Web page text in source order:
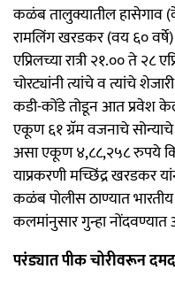
कळंब तालुक्यातील हासेगाव
रामलिंग खरडकर (वय ६० वर्षे)
एप्रिलच्या रात्री २१.०० ते २८
चोरट्यांनी त्यांचे व त्यांचे
कडी-कोंडे तोडून आत प्रवेश
एकूण ६१ ग्रॅम वजनाचे
असा एकूण ४,८८,२५८ रुपये
याप्रकरणी मच्छिंद्र खरडकर
कळंब पोलीस ठाण्यात
कलमांनुसार गुन्हा
परंड्यात पीक चोरीवरून